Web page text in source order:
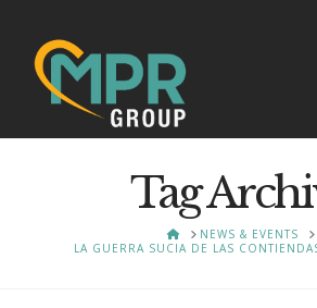
Tag
HOMENEWS & EVENTS
LA GUERRA SUCIA DE LAS